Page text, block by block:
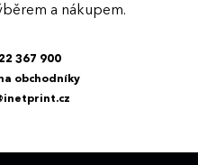
a nákupem.
367 900
obchodníky